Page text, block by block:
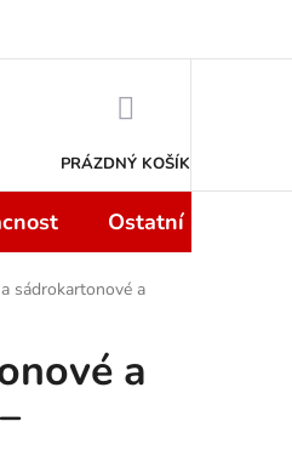
PRÁZDNÝ KOŠÍK
Ostatní
sádrokartonové a
a